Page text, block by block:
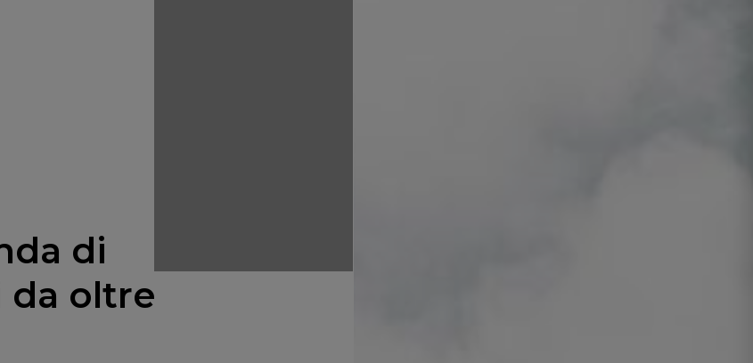
di
oltre